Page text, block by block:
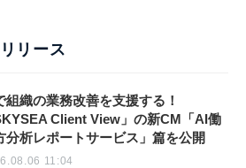
リース
組織の業務改善を支援する！
Client View」の新CM「AI働
分析レポートサービス」篇を公開
11:04